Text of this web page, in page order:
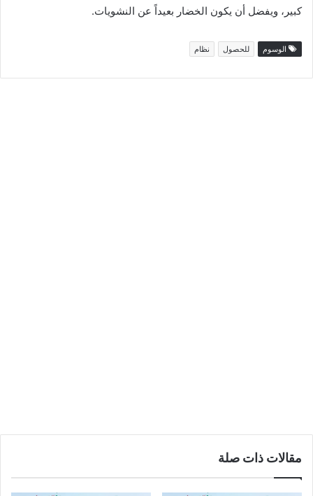
كبير، ويفضل أن يكون الخضار بعيداً عن النشويات.
الوسوم للحصول نظام
مقالات ذات صلة